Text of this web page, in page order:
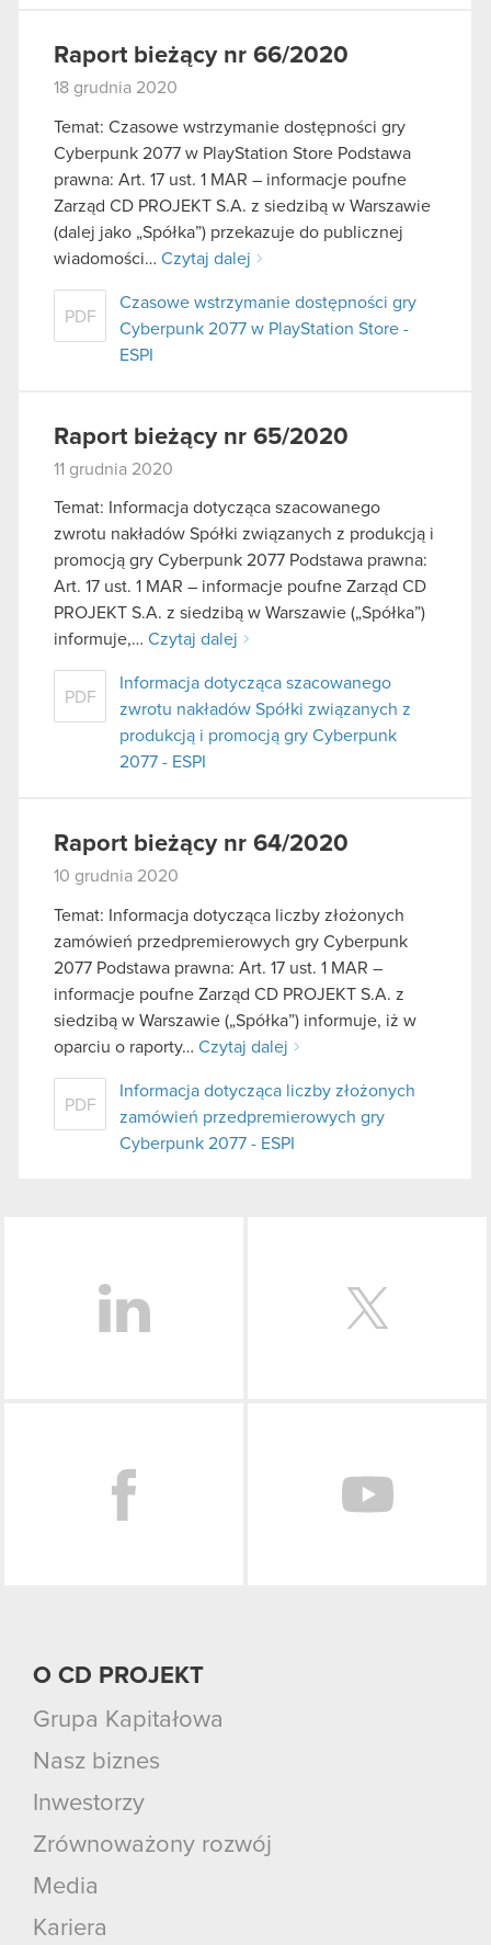
Raport bieżący nr 66/2020
18 grudnia 2020
Temat: Czasowe wstrzymanie dostępności gry
Cyberpunk 2077 w PlayStation Store Podstawa
prawna: Art. 17 ust. 1 MAR – informacje poufne
Zarząd CD PROJEKT S.A. z siedzibą w Warszawie
(dalej jako „Spółka”) przekazuje do publicznej
wiadomości… Czytaj dalej
PDF
Czasowe wstrzymanie dostępności gry
Cyberpunk 2077 w PlayStation Store -
ESPI
Raport bieżący nr 65/2020
11 grudnia 2020
Temat: Informacja dotycząca szacowanego
zwrotu nakładów Spółki związanych z produkcją i
promocją gry Cyberpunk 2077 Podstawa prawna:
Art. 17 ust. 1 MAR – informacje poufne Zarząd CD
PROJEKT S.A. z siedzibą w Warszawie („Spółka”)
informuje,… Czytaj dalej
PDF
Informacja dotycząca szacowanego
zwrotu nakładów Spółki związanych z
produkcją i promocją gry Cyberpunk
2077 - ESPI
Raport bieżący nr 64/2020
10 grudnia 2020
Temat: Informacja dotycząca liczby złożonych
zamówień przedpremierowych gry Cyberpunk
2077 Podstawa prawna: Art. 17 ust. 1 MAR –
informacje poufne Zarząd CD PROJEKT S.A. z
siedzibą w Warszawie („Spółka”) informuje, iż w
oparciu o raporty… Czytaj dalej
PDF
Informacja dotycząca liczby złożonych
zamówień przedpremierowych gry
Cyberpunk 2077 - ESPI
O CD PROJEKT
Grupa Kapitałowa
Nasz biznes
Inwestorzy
Zrównoważony rozwój
Media
Kariera